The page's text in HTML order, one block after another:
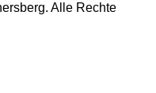
Alle Rechte